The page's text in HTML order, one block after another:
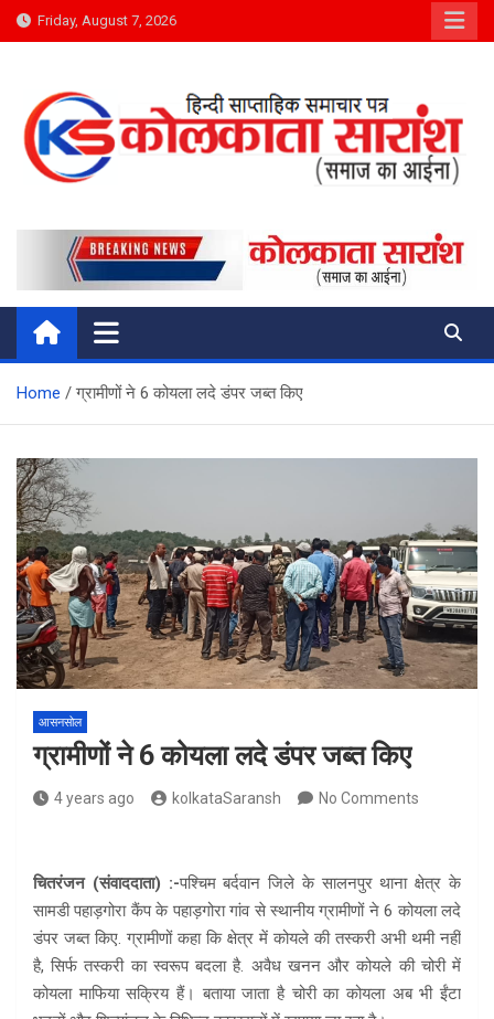
Skip
to
Friday, August 7, 2026
Kolkata Saransh News
समाज का आईना
Home ग्रामीणों ने 6 कोयला लदे डंपर जब्त किए
आसनसोल
ग्रामीणों ने 6 कोयला लदे डंपर जब्त किए
4 years ago kolkataSaransh No Comments
चितरंजन (संवाददाता) :-पश्चिम बर्दवान जिले के सालनपुर थाना क्षेत्र के
सामडी पहाड़गोरा कैंप के पहाड़गोरा गांव से स्थानीय ग्रामीणों ने 6 कोयला लदे
डंपर जब्त किए. ग्रामीणों कहा कि क्षेत्र में कोयले की तस्करी अभी थमी नहीं
है, सिर्फ तस्करी का स्वरूप बदला है. अवैध खनन और कोयले की चोरी में
कोयला माफिया सक्रिय हैं। बताया जाता है चोरी का कोयला अब भी ईंटा